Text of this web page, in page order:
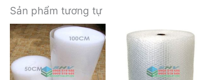
Sản phẩm tương tự